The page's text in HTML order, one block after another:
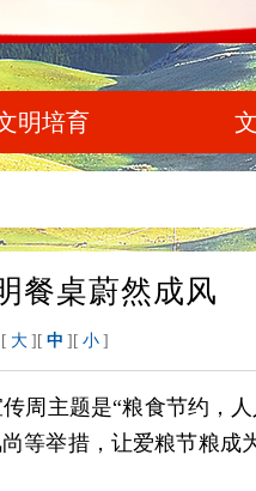
明培育
餐桌蔚然成风
大 ][ 中 ][ 小 ]
主题是“粮食节约，人
等举措，让爱粮节粮成